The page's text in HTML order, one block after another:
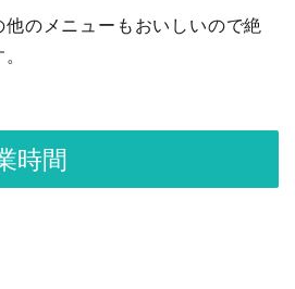
のメニューもおいしいので絶
時間